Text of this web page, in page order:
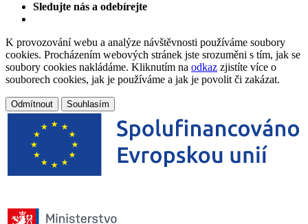
Sledujte nás a odebírejte
K provozování webu a analýze návštěvnosti používáme soubory
cookies. Procházením webových stránek jste srozuměni s tím, jak se
soubory cookies nakládáme. Kliknutím na odkaz zjistíte více o
souborech cookies, jak je používáme a jak je povolit či zakázat.
Odmítnout Souhlasím